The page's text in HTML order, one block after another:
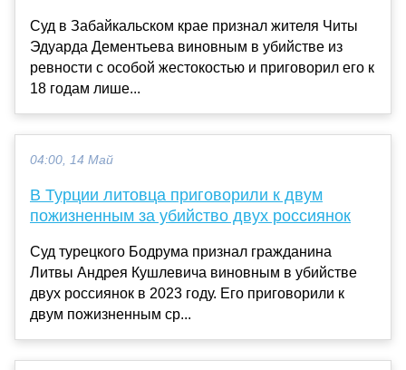
Суд в Забайкальском крае признал жителя Читы
Эдуарда Дементьева виновным в убийстве из
ревности с особой жестокостью и приговорил его к
18 годам лише...
04:00, 14 Май
В Турции литовца приговорили к двум
пожизненным за убийство двух россиянок
Суд турецкого Бодрума признал гражданина
Литвы Андрея Кушлевича виновным в убийстве
двух россиянок в 2023 году. Его приговорили к
двум пожизненным ср...